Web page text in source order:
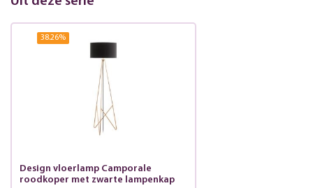
38.26%
Design vloerlamp Camporale
roodkoper met zwarte lampenkap